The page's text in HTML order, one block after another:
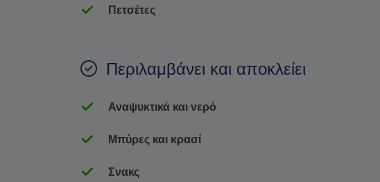
Πετσέτες
Περιλαμβάνει και αποκλείει
Αναψυκτικά και νερό
Μπύρες και κρασί
Σνακς